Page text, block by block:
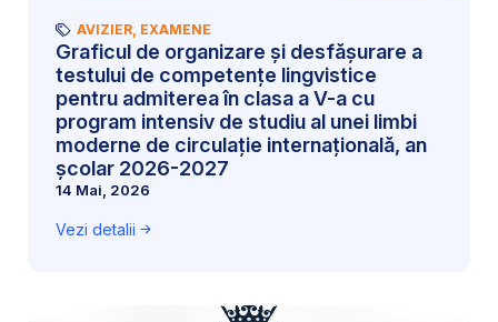
AVIZIER, EXAMENE
Graficul de organizare și desfășurare a
testului de competențe lingvistice
pentru admiterea în clasa a V-a cu
program intensiv de studiu al unei limbi
moderne de circulație internațională, an
școlar 2026-2027
14 Mai, 2026
Vezi detalii